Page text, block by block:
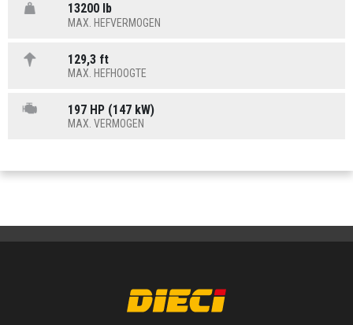
13200 lb
MAX. HEFVERMOGEN
129,3 ft
MAX. HEFHOOGTE
197 HP (147 kW)
MAX. VERMOGEN